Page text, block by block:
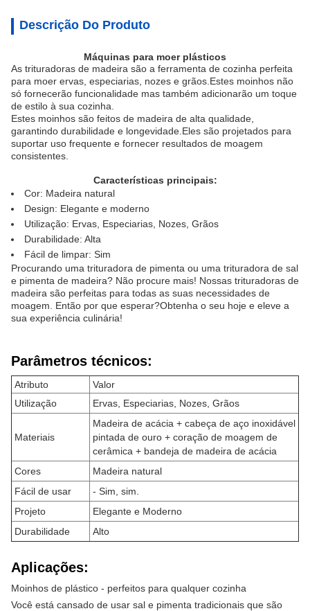
Descrição Do Produto
Máquinas para moer plásticos
As trituradoras de madeira são a ferramenta de cozinha perfeita
para moer ervas, especiarias, nozes e grãos.Estes moinhos não
só fornecerão funcionalidade mas também adicionarão um toque
de estilo à sua cozinha.
Estes moinhos são feitos de madeira de alta qualidade,
garantindo durabilidade e longevidade.Eles são projetados para
suportar uso frequente e fornecer resultados de moagem
consistentes.
Características principais:
Cor: Madeira natural
Design: Elegante e moderno
Utilização: Ervas, Especiarias, Nozes, Grãos
Durabilidade: Alta
Fácil de limpar: Sim
Procurando uma trituradora de pimenta ou uma trituradora de sal
e pimenta de madeira? Não procure mais! Nossas trituradoras de
madeira são perfeitas para todas as suas necessidades de
moagem. Então por que esperar?Obtenha o seu hoje e eleve a
sua experiência culinária!
Parâmetros técnicos:
Atributo
Valor
Utilização
Ervas, Especiarias, Nozes, Grãos
Materiais
Madeira de acácia + cabeça de aço inoxidável
pintada de ouro + coração de moagem de
cerâmica + bandeja de madeira de acácia
Cores
Madeira natural
Fácil de usar
- Sim, sim.
Projeto
Elegante e Moderno
Durabilidade
Alto
Aplicações:
Moinhos de plástico - perfeitos para qualquer cozinha
Você está cansado de usar sal e pimenta tradicionais que são